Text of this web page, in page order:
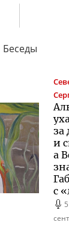
Беседы
за
и
а
с